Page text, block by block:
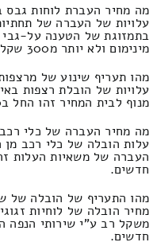
מה מחיר העברת לוחות גבס
עלויות של העברה של
בתמזוגת של הטענה על-גבי
מינימום ולא יותר מ300 שקל. ע"פ מס'.
מהו תעריף שינוע של
עלויות של הובלת רצפות
מנוף לבית המחיר זהו החל ב410 ₪.
מה מחיר העברה של כלי
עלות הובלה של כלי רכב מן
חדשים.
מהו התעריף של הובלה של
מחיר הובלה של לוחיות
חדשים.